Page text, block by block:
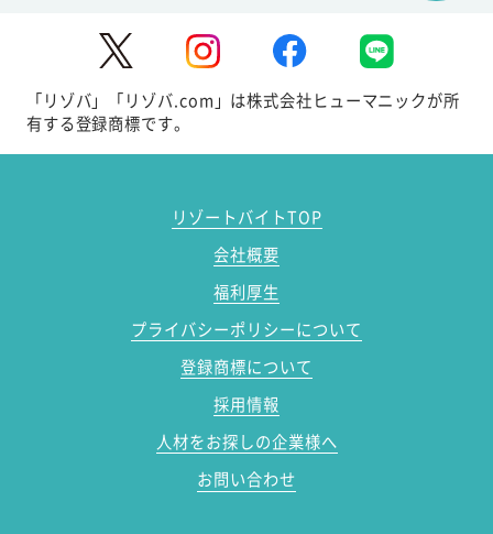
「リゾバ」「リゾバ.com」は株式会社ヒューマニックが所
有する登録商標です。
リゾートバイトTOP
会社概要
福利厚生
プライバシーポリシーについて
登録商標について
採用情報
人材をお探しの企業様へ
お問い合わせ